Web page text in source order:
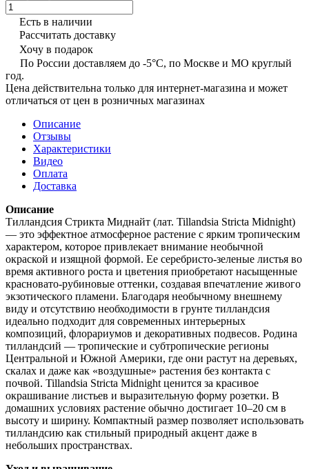
Есть в наличии
Рассчитать доставку
Хочу в подарок
По России доставляем до -5°C, по Москве и МО круглый
год.
Цена действительна только для интернет-магазина и может
отличаться от цен в розничных магазинах
Описание
Отзывы
Характеристики
Видео
Оплата
Доставка
Описание
Тилландсия Стрикта Миднайт (лат. Tillandsia Stricta Midnight)
— это эффектное атмосферное растение с ярким тропическим
характером, которое привлекает внимание необычной
окраской и изящной формой. Ее серебристо-зеленые листья во
время активного роста и цветения приобретают насыщенные
красновато-рубиновые оттенки, создавая впечатление живого
экзотического пламени. Благодаря необычному внешнему
виду и отсутствию необходимости в грунте тилландсия
идеально подходит для современных интерьерных
композиций, флорариумов и декоративных подвесов. Родина
тилландсий — тропические и субтропические регионы
Центральной и Южной Америки, где они растут на деревьях,
скалах и даже как «воздушные» растения без контакта с
почвой. Tillandsia Stricta Midnight ценится за красивое
окрашивание листьев и выразительную форму розетки. В
домашних условиях растение обычно достигает 10–20 см в
высоту и ширину. Компактный размер позволяет использовать
тилландсию как стильный природный акцент даже в
небольших пространствах.